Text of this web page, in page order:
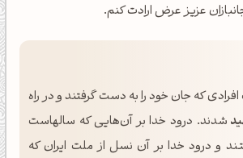
عزیز عرض ارادت کنم.
که جان خود را به دست گرفتند و در راه
شدند. درود خدا بر آن‌هایی که سالهاست
و درود خدا بر آن نسل از ملت ایران که